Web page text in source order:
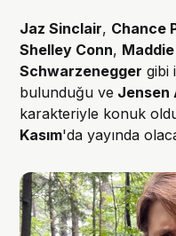
Jaz Sinclair, Chance
Shelley Conn,
Schwarzenegger gibi
bulunduğu ve Jensen
karakteriyle konuk
Kasım'da yayında